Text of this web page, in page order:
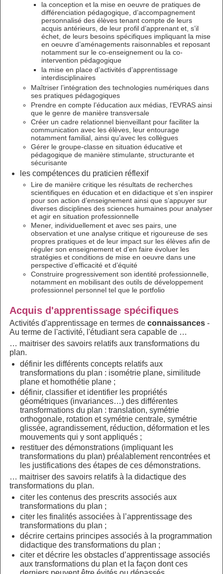
la conception et la mise en oeuvre de pratiques de
différenciation pédagogique, d’accompagnement
personnalisé des élèves tenant compte de leurs
acquis antérieurs, de leur profil d’apprenant et, s’il
échet, de leurs besoins spécifiques impliquant la mise
en oeuvre d’aménagements raisonnables et reposant
notamment sur le co-enseignement ou la co-
intervention pédagogique
la mise en place d’activités d’apprentissage
interdisciplinaires
Maîtriser l’intégration des technologies numériques dans
ses pratiques pédagogiques
Prendre en compte l’éducation aux médias, l’EVRAS ainsi
que le genre de manière transversale
Créer un cadre relationnel bienveillant pour faciliter la
communication avec les élèves, leur entourage
notamment familial, ainsi qu’avec les collègues
Gérer le groupe-classe en situation éducative et
pédagogique de manière stimulante, structurante et
sécurisante
les compétences du praticien réflexif
Lire de manière critique les résultats de recherches
scientifiques en éducation et en didactique et s’en inspirer
pour son action d’enseignement ainsi que s’appuyer sur
diverses disciplines des sciences humaines pour analyser
et agir en situation professionnelle
Mener, individuellement et avec ses pairs, une
observation et une analyse critique et rigoureuse de ses
propres pratiques et de leur impact sur les élèves afin de
réguler son enseignement et d’en faire évoluer les
stratégies et conditions de mise en oeuvre dans une
perspective d’efficacité et d’équité
Construire progressivement son identité professionnelle,
notamment en mobilisant des outils de développement
professionnel personnel tel que le portfolio
Acquis d'apprentissage spécifiques
Activités d'apprentissage en termes de connaissances-
Au terme de l'activité, l'étudiant sera capable de …
… maitriser des savoirs relatifs aux transformations du
plan.
définir les différents concepts relatifs aux
transformations du plan : isométrie plane, similitude
plane et homothétie plane ;
définir, classifier et identifier les propriétés
géométriques (invariances…) des différentes
transformations du plan : translation, symétrie
orthogonale, rotation et symétrie centrale, symétrie
glissée, agrandissement, réduction, déformation et les
mouvements qui y sont appliqués ;
restituer des démonstrations (impliquant les
transformations du plan) préalablement rencontrées et
les justifications des étapes de ces démonstrations.
… maitriser des savoirs relatifs à la didactique des
transformations du plan.
citer les contenus des prescrits associés aux
transformations du plan ;
citer les finalités associées à l’apprentissage des
transformations du plan ;
décrire certains principes associés à la programmation
didactique des transformations du plan ;
citer et décrire les obstacles d’apprentissage associés
aux transformations du plan et la façon dont ces